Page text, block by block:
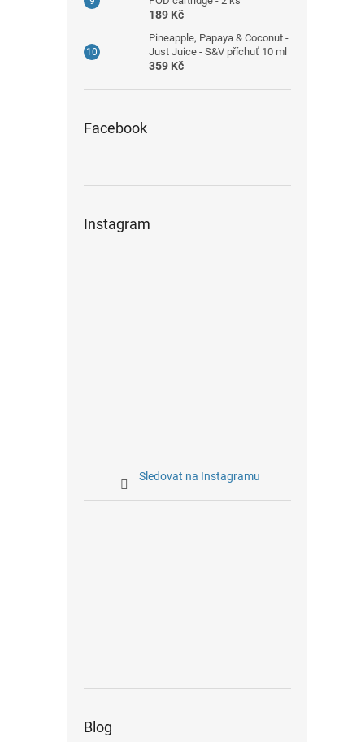
189 Kč
Pineapple, Papaya & Coconut -
Just Juice - S&V příchuť 10 ml
359 Kč
Facebook
Instagram
Sledovat na Instagramu
Blog